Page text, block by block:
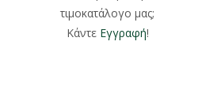
τιμοκατάλογο μας;
Κάντε Εγγραφή!